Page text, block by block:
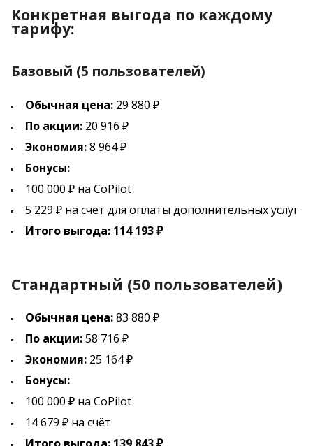
Конкретная выгода по каждому
тарифу:
Базовый (5 пользователей)
Обычная цена: 29 880 ₽
По акции: 20 916 ₽
Экономия:8 964 ₽
Бонусы:
100 000 ₽ на CoPilot
5 229 ₽ на счёт для оплаты дополнительных услуг
Итого выгода: 114 193 ₽
Стандартный (50 пользователей)
Обычная цена:83 880 ₽
По акции:58 716 ₽
Экономия: 25 164 ₽
Бонусы:
100 000 ₽ на CoPilot
14 679 ₽ на счёт